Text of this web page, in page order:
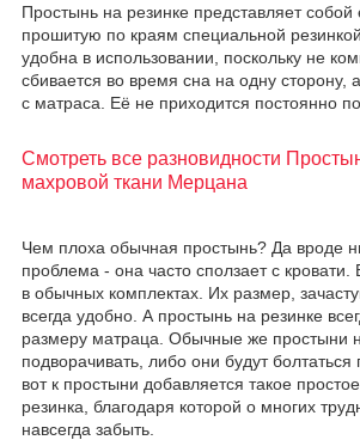
Простынь на резинке представляет собой
прошитую по краям специальной
удобна в использовании, поскольку не
сбивается во время сна на одну сторону,
с матраса. Еë не приходится постоянно
Смотреть все разновидности
махровой ткани Мерцана
Чем плоха обычная простынь? Да вроде
проблема - она часто сползает с кровати.
в обычных комплектах. Их размер,
всегда удобно. А простынь на резинке
размеру матраца. Обычные же простыни
подворачивать, либо они будут
вот к простыни добавляется такое
резинка, благодаря которой о многих
навсегда забыть.